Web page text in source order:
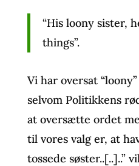
“His loony sister,
things”.
Vi har oversat
selvom Politikkens
at oversætte ordet
til vores valg er, at
tossede søster..[..]..”